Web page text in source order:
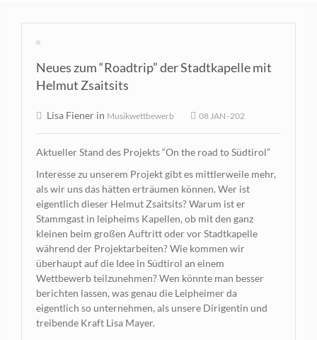
Neues zum “Roadtrip” der Stadtkapelle mit
Helmut Zsaitsits
Lisa Fiener in Musikwettbewerb 08 JAN -202
Aktueller Stand des Projekts “On the road to Südtirol”
Interesse zu unserem Projekt gibt es mittlerweile mehr,
als wir uns das hätten erträumen können. Wer ist
eigentlich dieser Helmut Zsaitsits? Warum ist er
Stammgast in leipheims Kapellen, ob mit den ganz
kleinen beim großen Auftritt oder vor Stadtkapelle
während der Projektarbeiten? Wie kommen wir
überhaupt auf die Idee in Südtirol an einem
Wettbewerb teilzunehmen? Wen könnte man besser
berichten lassen, was genau die Leipheimer da
eigentlich so unternehmen, als unsere Dirigentin und
treibende Kraft Lisa Mayer.